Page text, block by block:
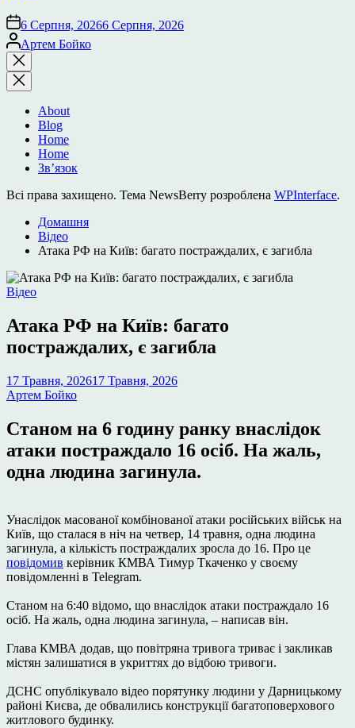
6 Серпня, 20266 Серпня, 2026
Опубліковано
Артем Бойко
Закрити
пошук
About
Blog
Home
Home
Зв’язок
Всі права захищено. Тема NewsBerry розроблена WPInterface.
Домашня
Відео
Атака РФ на Київ: багато постраждалих, є загибла
Опублікувати
Відео
Атака РФ на Київ: багато
постраждалих, є загибла
17 Травня, 202617 Травня, 2026
Артем Бойко
Станом на 6 годину ранку внаслідок
атаки постраждало 16 осіб. На жаль,
одна людина загинула.
Унаслідок масованої комбінованої атаки російських військ на
Київ, що сталася в ніч на четвер, 14 травня, одна людина
загинула, а кількість постраждалих зросла до 16. Про це
повідомив керівник КМВА Тимур Ткаченко у своєму
повідомленні в Telegram.
Станом на 6:40 відомо, що внаслідок атаки постраждало 16
осіб. На жаль, одна людина загинула, – написав він.
Глава КМВА додав, що повітряна тривога триває і закликав
містян залишатися в укриттях до відбою тривоги.
ДСНС опублікувало відео порятунку людини у Дарницькому
районі Києва, де обвалились конструкції багатоповерхового
житлового будинку.